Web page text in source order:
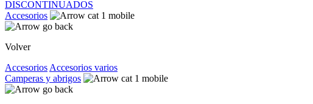
DISCONTINUADOS
Accesorios
Volver
Accesorios Accesorios varios
Camperas y abrigos